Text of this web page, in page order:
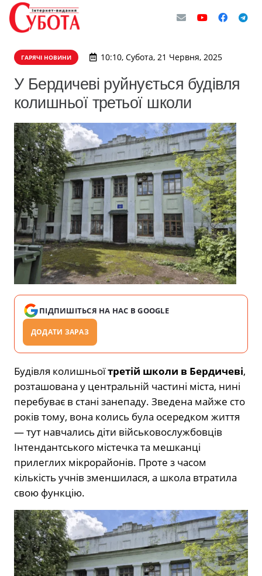
ГАРЯЧІ НОВИНИ 10:10, Субота, 21 Червня, 2025
У Бердичеві руйнується будівля
колишньої третьої школи
ПІДПИШІТЬСЯ НА НАС В GOOGLE
ДОДАТИ ЗАРАЗ
Будівля колишньоїтретій школи в Бердичеві,
розташована у центральній частині міста, нині
перебуває в стані занепаду. Зведена майже сто
років тому, вона колись була осередком життя
— тут навчались діти військовослужбовців
Інтендантського містечка та мешканці
прилеглих мікрорайонів. Проте з часом
кількість учнів зменшилася, а школа втратила
свою функцію.